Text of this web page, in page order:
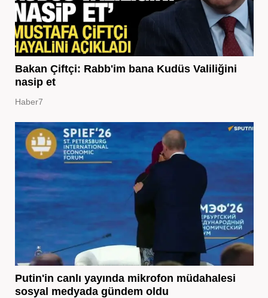
Bakan Çiftçi: Rabb'im bana Kudüs Valiliğini
nasip et
Haber7
Putin'in canlı yayında mikrofon müdahalesi
sosyal medyada gündem oldu